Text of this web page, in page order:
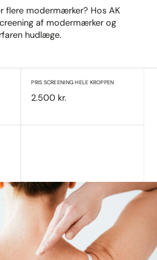
flere modermærker? Hos AK
af modermærker og
hudlæge.
PRIS SCREENING HELE KROPPEN
2.500 kr.